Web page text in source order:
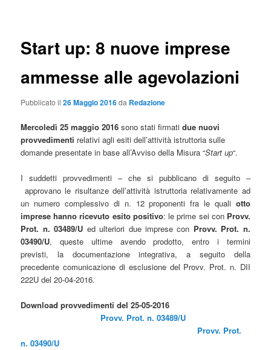
Start up: 8 nuove imprese
ammesse alle agevolazioni
Pubblicato il26 Maggio 2016da Redazione
Mercoledì 25 maggio 2016 sono stati firmati due nuovi
provvedimenti relativi agli esiti dell’attività istruttoria sulle
domande presentate in base all’Avviso della Misura “Start up“.
I suddetti provvedimenti – che si pubblicano di seguito –
approvano le risultanze dell’attività istruttoria relativamente ad
un numero complessivo di n. 12 proponenti fra le quali otto
imprese hanno ricevuto esito positivo: le prime sei conProvv.
Prot. n. 03489/U ed ulteriori due imprese con Provv. Prot. n.
03490/U, queste ultime avendo prodotto, entro i termini
previsti, la documentazione integrativa, a seguito della
precedente comunicazione di esclusione del Provv. Prot. n. DII
222U del 20-04-2016.
Download provvedimenti del 25-05-2016
Provv. Prot. n. 03489/U
Provv. Prot.
n. 03490/U